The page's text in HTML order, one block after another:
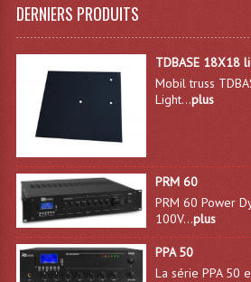
Filtres Et Divers
Flexibles Lumineux
Guirlandes
Lampes Ampoules
Ampoules - Tubes Lumière
Lampes À
DERNIERS PRODUITS
TDBASE 18X18
Mobil truss
Light...plus
PRM 60
PRM 60 Power
100V...plus
PPA 50
La série PPA 50